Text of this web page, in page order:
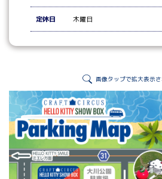
定休日 木曜日
画像タップで拡大表示さ